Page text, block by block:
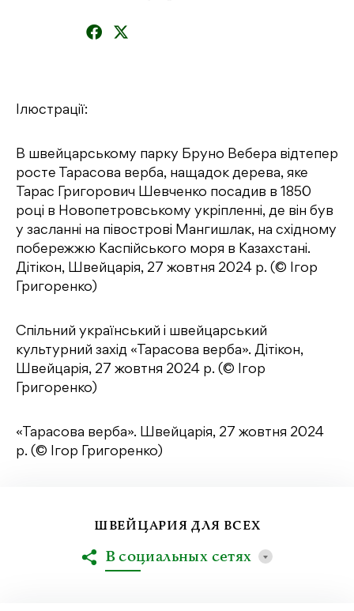
Ілюстрації:
В швейцарському парку Бруно Вебера відтепер
росте Тарасова верба, нащадок дерева, яке
Тарас Григорович Шевченко посадив в 1850
році в Новопетровському укріпленні, де він був
у засланні на півострові Мангишлак, на східному
побережжю Каспійського моря в Казахстані.
Дітікон, Швейцарія, 27 жовтня 2024 р. (© Ігор
Григоренко)
Спільний український і швейцарський
культурний захід «Тарасова верба». Дітікон,
Швейцарія, 27 жовтня 2024 р. (© Ігор
Григоренко)
«Тарасова верба». Швейцарія, 27 жовтня 2024
р. (© Ігор Григоренко)
ШВЕЙЦАРИЯ ДЛЯ ВСЕХ
В социальных сетях